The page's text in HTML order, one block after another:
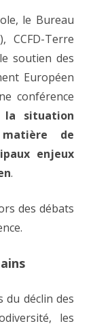
le Bureau
CCFD-Terre
soutien des
Européen
conférence
situation
de
enjeux
.
des débats
du déclin des
les